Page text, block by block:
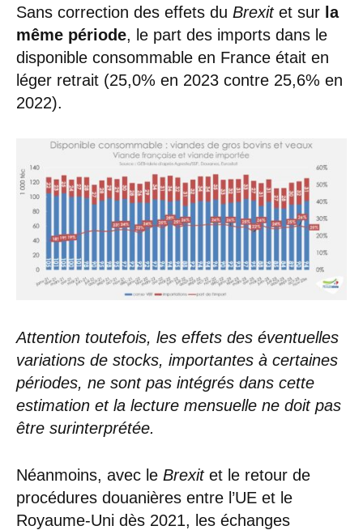
Sans correction des effets du Brexitet sur la
même période, le part des imports dans le
disponible consommable en France était en
léger retrait (25,0% en 2023 contre 25,6% en
2022).
Attention toutefois, les effets des éventuelles
variations de stocks, importantes à certaines
périodes, ne sont pas intégrés dans cette
estimation et la lecture mensuelle ne doit pas
être surinterprétée.
Néanmoins, avec le Brexitet le retour de
procédures douanières entre l’UE et le
Royaume-Uni dès 2021, les échanges